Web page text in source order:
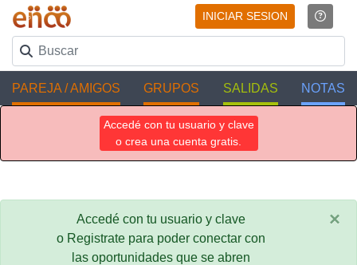
INICIAR SESION
PAREJA / AMIGOS GRUPOS SALIDAS NOTAS
Accedé con tu usuario y clave
o crea una cuenta gratis.
Accedé con tu usuario y clave
o Registrate para poder conectar con
las oportunidades que se abren
×